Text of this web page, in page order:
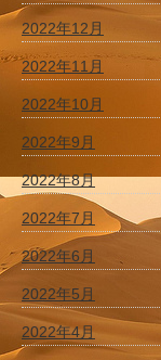
2022年12月
2022年11月
2022年10月
2022年9月
2022年8月
2022年7月
2022年6月
2022年5月
2022年4月